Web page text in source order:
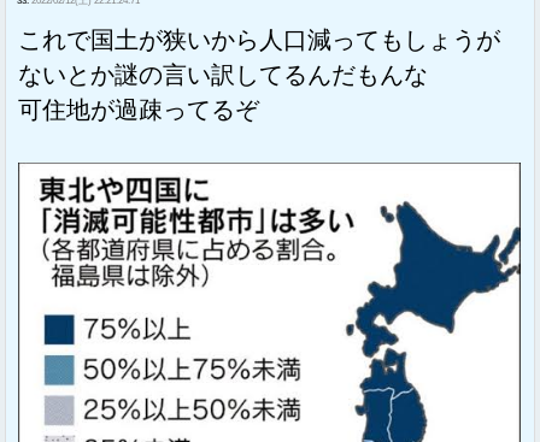
これで国土が狭いから人口減ってもしょうが
ないとか謎の言い訳してるんだもんな
可住地が過疎ってるぞ